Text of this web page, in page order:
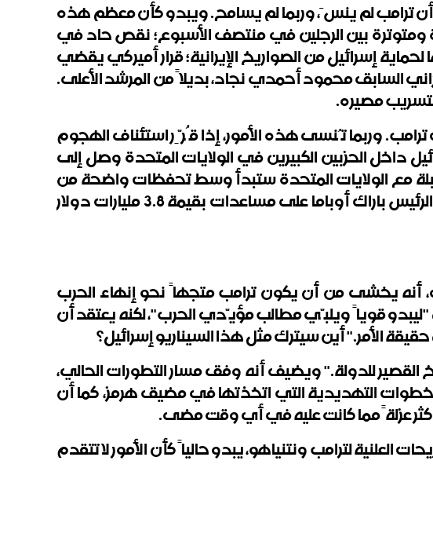
أن ترامب لم ينسَ، وربما لم يسامح. ويبدو كأن معظم هذه
ومتوترة بين الرجلين في منتصف الأسبوع؛ نقص حاد في
إسرائيل من الصواريخ الإيرانية؛ قرار أميركي يقضي
السابق محمود أحمدي نجاد، بديلاً من المرشد الأعلى.
مصيره.
ترامب. وربما تُنسى هذه الأمور، إذا قُرِّر استئناف الهجوم
داخل الحزبين الكبيرين في الولايات المتحدة وصل إلى
مع الولايات المتحدة ستبدأ وسط تحفظات واضحة من
جانب ترامب ومحيطه عن استمرار المساعدات بالحجم الحالي، وكان تم الاتفاق في عهد الرئيس باراك أوباما على مساعدات بقيمة 3.8 مليارات دولار
أنه يخشى من أن يكون ترامب متجهاً نحو إنهاء الحرب
قوياً ويلبّي مطالب مؤيّدي الحرب"، لكنه يعتقد أن
الأمر." أين سيترك مثل هذا السيناريو إسرائيل؟
للدولة." ويضيف أنه وفق مسار التطورات الحالي،
التهديدية التي اتخذتها في مضيق هرمز، كما أن
عزلةً مما كانت عليه في أي وقت مضى.
لترامب ونتنياهو، يبدو حالياً كأن الأمور لا تتقدم